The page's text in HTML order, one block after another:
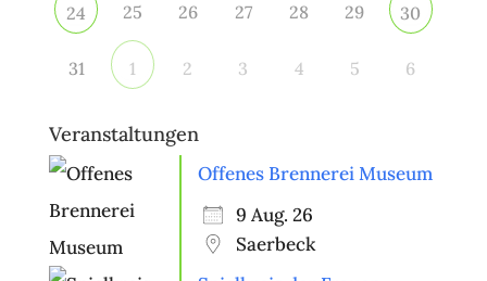
24 25 26 27 28 29 30
31 1 2 3 4 5 6
Veranstaltungen
Offenes Brennerei Museum
9 Aug. 26
Saerbeck